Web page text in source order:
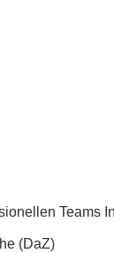
Teams
(DaZ)